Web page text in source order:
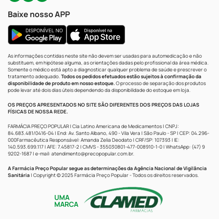
Baixe nosso APP
As informações contidas neste site não devem ser usadas para automedicação e não
substituem, em hipótese alguma, as orientações dadas pelo profissional da área médica.
Somente o médico está apto a diagnosticar qualquer problema de saúde e prescrever o
tratamento adequado. Todos os pedidos efetuados estão sujeitos à confirmação da
disponibilidade de produto em nosso estoque.O processo de separação dos produtos
pode levar até dois dias úteis dependendo da disponibilidade do estoque em loja.
OS PREÇOS APRESENTADOS NO SITE SÃO DIFERENTES DOS PREÇOS DAS LOJAS
FÍSICAS DE NOSSA REDE.
FARMÁCIA PREÇO POPULAR | Cia Latino Americana de Medicamentos | CNPJ:
84.683.481/0416-04 | End: Av. Santo Albano, 490 - Vila Vera | São Paulo - SP | CEP: 04.296-
000Farmacêutica Responsável: Amanda Zelia Deodato | CRF/SP: 107393 | IE:
140.593.699.117 | AFE: 7.45817-2 | CMVS - 355030801-477-008910-1-0 | WhatsApp: (47) 9
9202-1687 | e-mail: atendimento@precopopular.com.br.
A Farmácia Preço Popular segue as determinações da Agência Nacional de Vigilância
Sanitária | Copyright © 2025 Farmácia Preço Popular - Todos os direitos reservados.
UMA
MARCA